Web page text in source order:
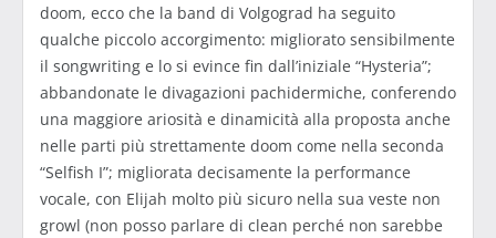
doom, ecco che la band di Volgograd ha seguito
qualche piccolo accorgimento: migliorato sensibilmente
il songwriting e lo si evince fin dall’iniziale “Hysteria”;
abbandonate le divagazioni pachidermiche, conferendo
una maggiore ariosità e dinamicità alla proposta anche
nelle parti più strettamente doom come nella seconda
“Selfish I”; migliorata decisamente la performance
vocale, con Elijah molto più sicuro nella sua veste non
growl (non posso parlare di clean perché non sarebbe